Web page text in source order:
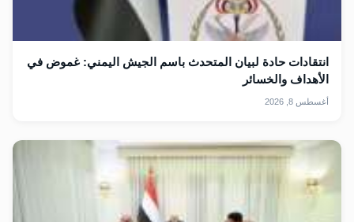
انتقادات حادة لبيان المتحدث باسم الجيش اليمني: غموض في
الأهداف والخسائر
أغسطس 8, 2026